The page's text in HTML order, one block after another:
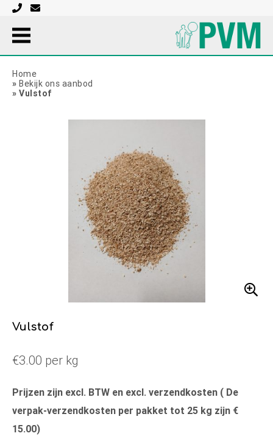
Home
» Bekijk ons aanbod
» Vulstof
Vulstof
€3.00 per kg
Prijzen zijn excl. BTW en excl. verzendkosten ( De
verpak-verzendkosten per pakket tot 25 kg zijn €
15.00)